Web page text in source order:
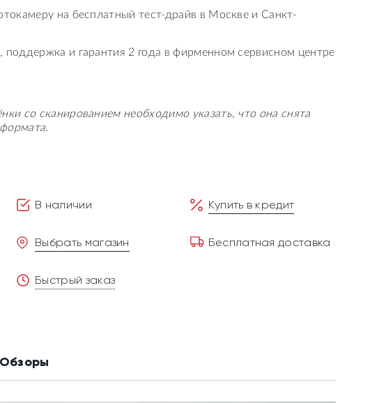
на бесплатный тест-драйв в Москве и Санкт-
поддержка и гарантия 2 года в фирменном сервисном центре
со сканированием необходимо указать, что она снята
В наличии
Выбрать магазин
Быстрый заказ
Купить в кредит
Бесплатная доставка
Обзоры